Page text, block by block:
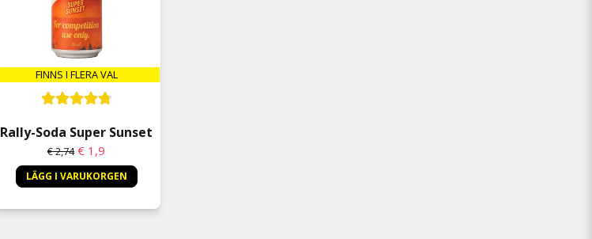
FINNS I FLERA VAL
Rally-Soda Super Sunset
€ 2,74 € 1,9
LÄGG I VARUKORGEN